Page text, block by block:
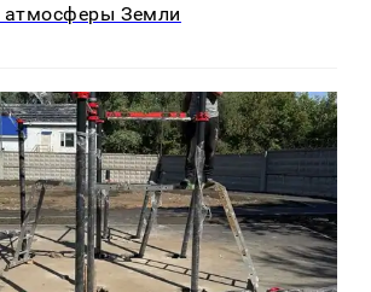
атмосферы Земли